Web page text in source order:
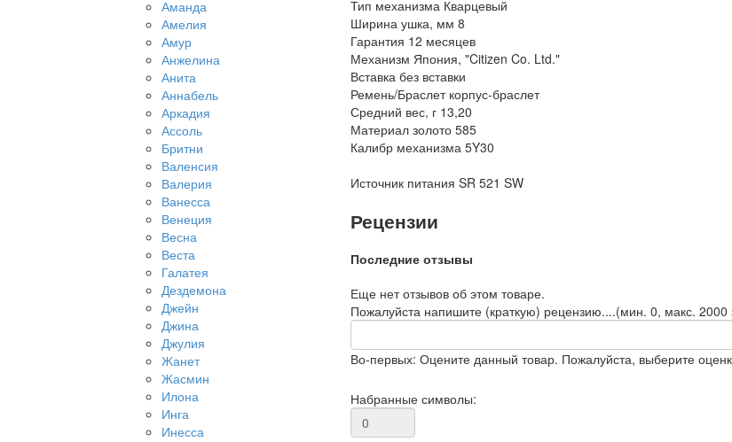
Аманда
Амелия
Амур
Анжелина
Анита
Аннабель
Аркадия
Ассоль
Бритни
Валенсия
Валерия
Ванесса
Венеция
Весна
Веста
Галатея
Дездемона
Джейн
Джина
Джулия
Жанет
Жасмин
Илона
Инга
Инесса
Тип механизма Кварцевый
Ширина ушка, мм 8
Гарантия 12 месяцев
Механизм Япония, "Citizen Co. Ltd."
Вставка без вставки
Ремень/Браслет корпус-браслет
Средний вес, г 13,20
Материал золото 585
Калибр механизма 5Y30
Источник питания SR 521 SW
Рецензии
Последние отзывы
Еще нет отзывов об этом товаре.
Пожалуйста напишите (краткую) рецензию....(мин. 0, макс. 2000
Во-первых: Оцените данный товар. Пожалуйста, выберите
Набранные символы: